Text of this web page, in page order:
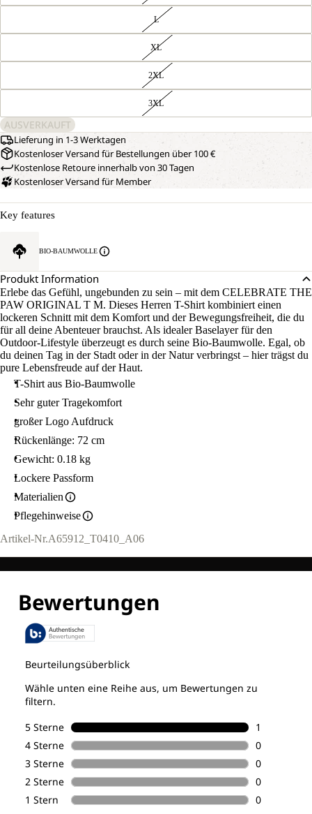
L
XL
2XL
3XL
AUSVERKAUFT
Lieferung in 1-3 Werktagen
Kostenloser Versand für Bestellungen über 100 €
Kostenlose Retoure innerhalb von 30 Tagen
Kostenloser Versand für Member
Key features
BIO-BAUMWOLLE
Produkt Information
Erlebe das Gefühl, ungebunden zu sein – mit dem CELEBRATE THE
PAW ORIGINAL T M. Dieses Herren T-Shirt kombiniert einen
lockeren Schnitt mit dem Komfort und der Bewegungsfreiheit, die du
für all deine Abenteuer brauchst. Als idealer Baselayer für den
Outdoor-Lifestyle überzeugt es durch seine Bio-Baumwolle. Egal, ob
du deinen Tag in der Stadt oder in der Natur verbringst – hier trägst du
pure Lebensfreude auf der Haut.
T-Shirt aus Bio-Baumwolle
Sehr guter Tragekomfort
großer Logo Aufdruck
Rückenlänge: 72 cm
Gewicht: 0.18 kg
Lockere Passform
Materialien
Pflegehinweise
Artikel-Nr.A65912_T0410_A06